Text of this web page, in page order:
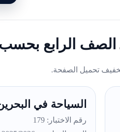
الصف الرابع
تحميل الصفحة.
السياحة في
رقم الاختبار: 179